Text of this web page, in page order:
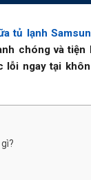
tủ lạnh
chóng và tiện
lỗi ngay tại